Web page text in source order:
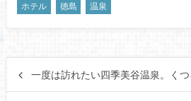
ホテル 徳島 温泉
一度は訪れたい四季美谷温泉。く